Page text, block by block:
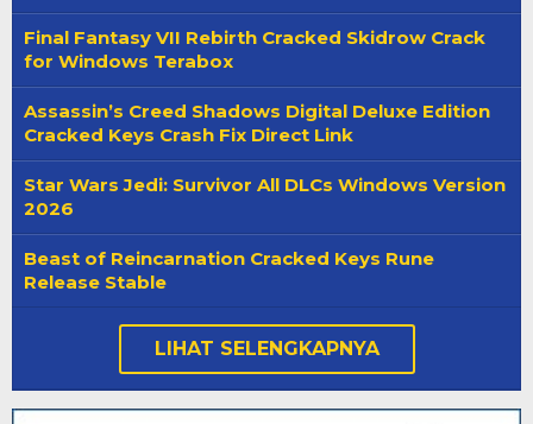
Final Fantasy VII Rebirth Cracked Skidrow Crack
for Windows Terabox
Assassin’s Creed Shadows Digital Deluxe Edition
Cracked Keys Crash Fix Direct Link
Star Wars Jedi: Survivor All DLCs Windows Version
2026
Beast of Reincarnation Cracked Keys Rune
Release Stable
LIHAT SELENGKAPNYA